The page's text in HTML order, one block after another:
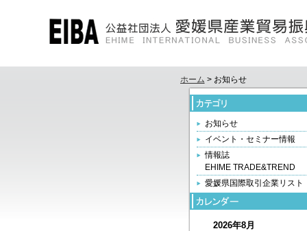
ホーム > お知らせ
お知らせ
イベント・セミナー情報
情報誌
EHIME TRADE&TREND
愛媛県国際取引企業リスト
2026年8月